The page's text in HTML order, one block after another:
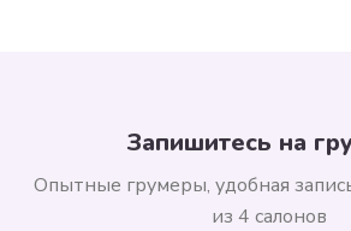
Запишитесь на
Опытные грумеры, удобная
из 4 салонов